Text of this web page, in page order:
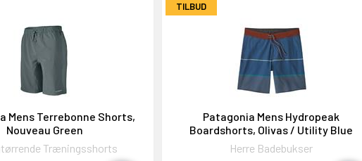
Mens Terrebonne Shorts,
Nouveau Green
Træningsshorts
TILBUD
Patagonia Mens Hydropeak
Boardshorts, Olivas / Utility Blue
Herre Badebukser